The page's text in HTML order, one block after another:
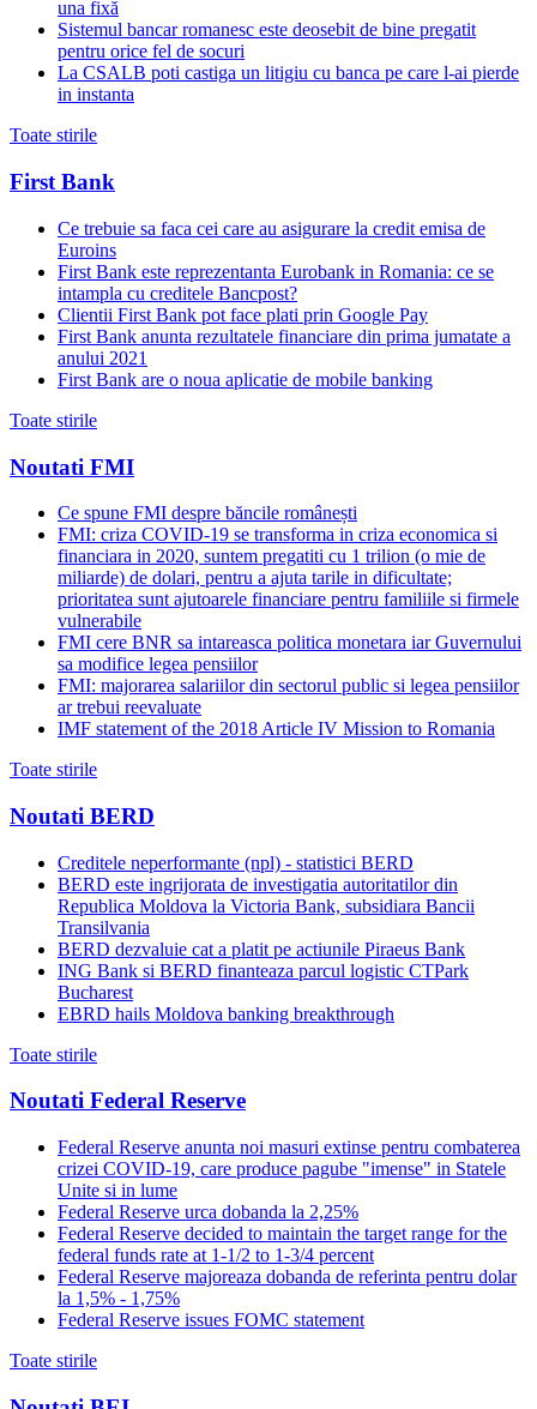
una fixă
Sistemul bancar romanesc este deosebit de bine pregatit
pentru orice fel de socuri
La CSALB poti castiga un litigiu cu banca pe care l-ai pierde
in instanta
Toate stirile
First Bank
Ce trebuie sa faca cei care au asigurare la credit emisa de
Euroins
First Bank este reprezentanta Eurobank in Romania: ce se
intampla cu creditele Bancpost?
Clientii First Bank pot face plati prin Google Pay
First Bank anunta rezultatele financiare din prima jumatate a
anului 2021
First Bank are o noua aplicatie de mobile banking
Toate stirile
Noutati FMI
Ce spune FMI despre băncile românești
FMI: criza COVID-19 se transforma in criza economica si
financiara in 2020, suntem pregatiti cu 1 trilion (o mie de
miliarde) de dolari, pentru a ajuta tarile in dificultate;
prioritatea sunt ajutoarele financiare pentru familiile si firmele
vulnerabile
FMI cere BNR sa intareasca politica monetara iar Guvernului
sa modifice legea pensiilor
FMI: majorarea salariilor din sectorul public si legea pensiilor
ar trebui reevaluate
IMF statement of the 2018 Article IV Mission to Romania
Toate stirile
Noutati BERD
Creditele neperformante (npl) - statistici BERD
BERD este ingrijorata de investigatia autoritatilor din
Republica Moldova la Victoria Bank, subsidiara Bancii
Transilvania
BERD dezvaluie cat a platit pe actiunile Piraeus Bank
ING Bank si BERD finanteaza parcul logistic CTPark
Bucharest
EBRD hails Moldova banking breakthrough
Toate stirile
Noutati Federal Reserve
Federal Reserve anunta noi masuri extinse pentru combaterea
crizei COVID-19, care produce pagube "imense" in Statele
Unite si in lume
Federal Reserve urca dobanda la 2,25%
Federal Reserve decided to maintain the target range for the
federal funds rate at 1-1/2 to 1-3/4 percent
Federal Reserve majoreaza dobanda de referinta pentru dolar
la 1,5% - 1,75%
Federal Reserve issues FOMC statement
Toate stirile